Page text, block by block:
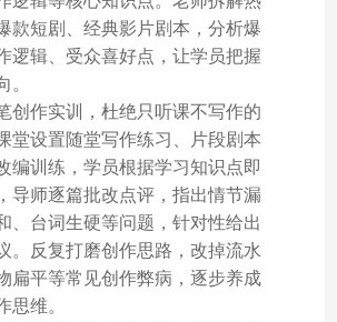
款短剧、经典影片剧本，分析爆
逻辑、受众喜好点，让学员把握
。
创作实训，杜绝只听课不写作的
堂设置随堂写作练习、片段剧本
编训练，学员根据学习知识点即
导师逐篇批改点评，指出情节漏
、台词生硬等问题，针对性给出
。反复打磨创作思路，改掉流水
扁平等常见创作弊病，逐步养成
思维。